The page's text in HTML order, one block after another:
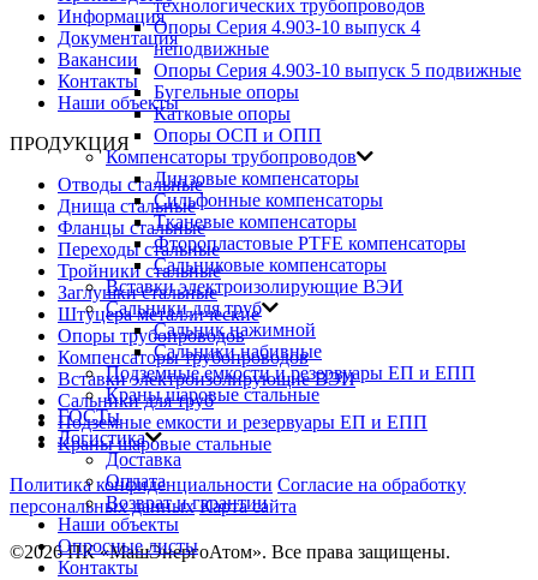
Информация
Документация
Вакансии
Контакты
Наши объекты
ПРОДУКЦИЯ
Отводы стальные
Днища стальные
Фланцы стальные
Переходы стальные
Тройники стальные
Заглушки стальные
Штуцера металлические
Опоры трубопроводов
Компенсаторы трубопроводов
Вставки электроизолирующие ВЭИ
Сальники для труб
Подземные емкости и резервуары ЕП и ЕПП
Краны шаровые стальные
Политика конфиденциальности Согласие на обработку
персональных данных Карта сайта
©2026 ПК «МашЭнергоАтом». Все права защищены.
технологических трубопроводов
Опоры Серия 4.903-10 выпуск 4
неподвижные
Опоры Серия 4.903-10 выпуск 5 подвижные
Бугельные опоры
Катковые опоры
Опоры ОСП и ОПП
Компенсаторы трубопроводов
Линзовые компенсаторы
Сильфонные компенсаторы
Тканевые компенсаторы
Фторопластовые PTFE компенсаторы
Сальниковые компенсаторы
Вставки электроизолирующие ВЭИ
Сальники для труб
Сальник нажимной
Сальники набивные
Подземные емкости и резервуары ЕП и ЕПП
Краны шаровые стальные
ГОСТы
Логистика
Доставка
Оплата
Возврат и гарантии
Наши объекты
Опросные листы
Контакты